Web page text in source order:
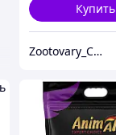
Купить
Zootovary_Cat&Dog